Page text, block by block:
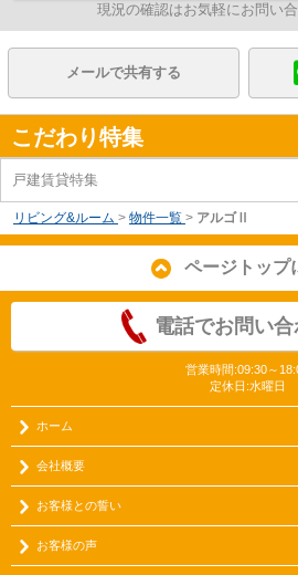
現況の確認はお気軽にお問い合
メールで共有する
こだわり特集
戸建賃貸特集
リビング&ルーム > 物件一覧 > アルゴⅡ
ページトップ
電話でお問い
営業時間:09:30～
定休日:水曜日
ホーム
会社概要
お客様との誓い
お客様の声